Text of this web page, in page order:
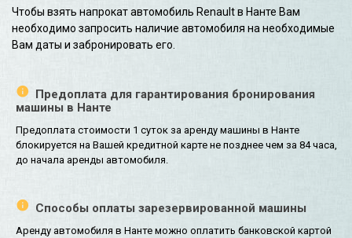
Чтобы взять напрокат автомобиль Renault в Нанте Вам
необходимо запросить наличие автомобиля на необходимые
Вам даты и забронировать его.
Предоплата для гарантирования бронирования
машины в Нанте
Предоплата стоимости 1 суток за аренду машины в Нанте
блокируется на Вашей кредитной карте не позднее чем за 84 часа,
до начала аренды автомобиля.
Способы оплаты зарезервированной машины
Аренду автомобиля в Нанте можно оплатить банковской картой